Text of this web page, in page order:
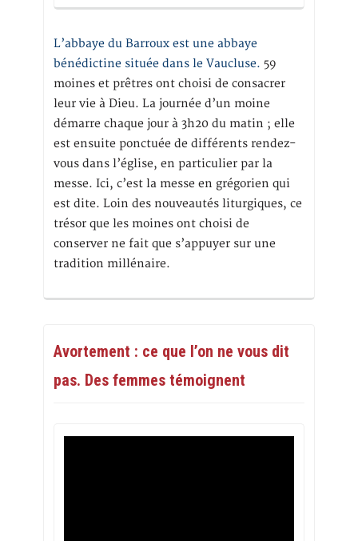
L’abbaye du Barroux est une abbaye
bénédictine située dans le Vaucluse. 59
moines et prêtres ont choisi de consacrer
leur vie à Dieu. La journée d’un moine
démarre chaque jour à 3h20 du matin ; elle
est ensuite ponctuée de différents rendez-
vous dans l’église, en particulier par la
messe. Ici, c’est la messe en grégorien qui
est dite. Loin des nouveautés liturgiques, ce
trésor que les moines ont choisi de
conserver ne fait que s’appuyer sur une
tradition millénaire.
Avortement : ce que l’on ne vous dit
pas. Des femmes témoignent